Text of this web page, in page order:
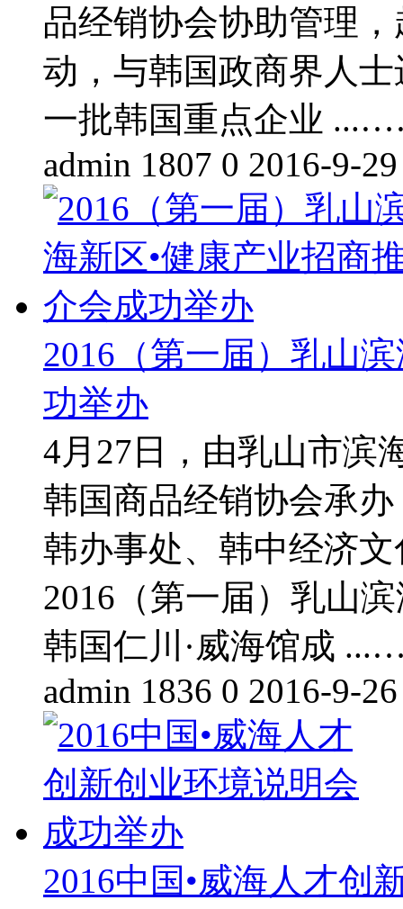
品经销协会协助管理
动，与韩国政商界人
一批韩国重点企业
admin 1807 0 2016-9-
2016（第一届）乳山
功举办
4月27日，由乳山市滨
韩国商品经销协会承
韩办事处、韩中经济
2016（第一届）乳山
韩国仁川·威海馆成
admin 1836 0 2016-9-
2016中国•威海人才创